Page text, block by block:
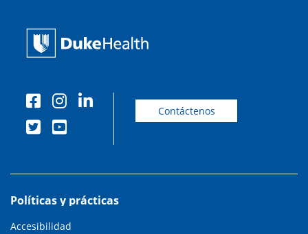
Contáctenos
Políticas y prácticas
Accesibilidad